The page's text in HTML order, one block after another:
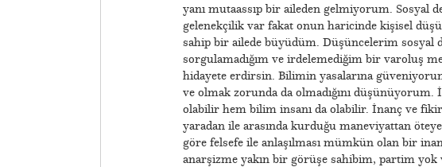
yanı mutaassıp bir aileden gelmiyorum.
gelenekçilik var fakat onun haricinde kişisel
sahip bir ailede büyüdüm. Düşüncelerim sosyal
sorgulamadığım ve irdelemediğim bir varoluş
hidayete erdirsin. Bilimin yasalarına
ve olmak zorunda da olmadığını
olabilir hem bilim insanı da olabilir. İnanç ve fikir
yaradan ile arasında kurduğu maneviyattan
göre felsefe ile anlaşılması mümkün olan bir
anarşizme yakın bir görüşe sahibim, partim yok